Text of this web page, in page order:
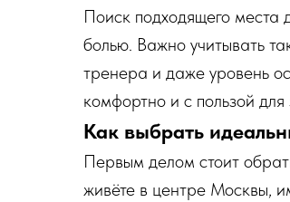
Поиск подходящего места
болью. Важно учитывать
тренера и даже уровень
комфортно и с пользой для
Как выбрать
Первым делом стоит
живёте в центре Москвы,